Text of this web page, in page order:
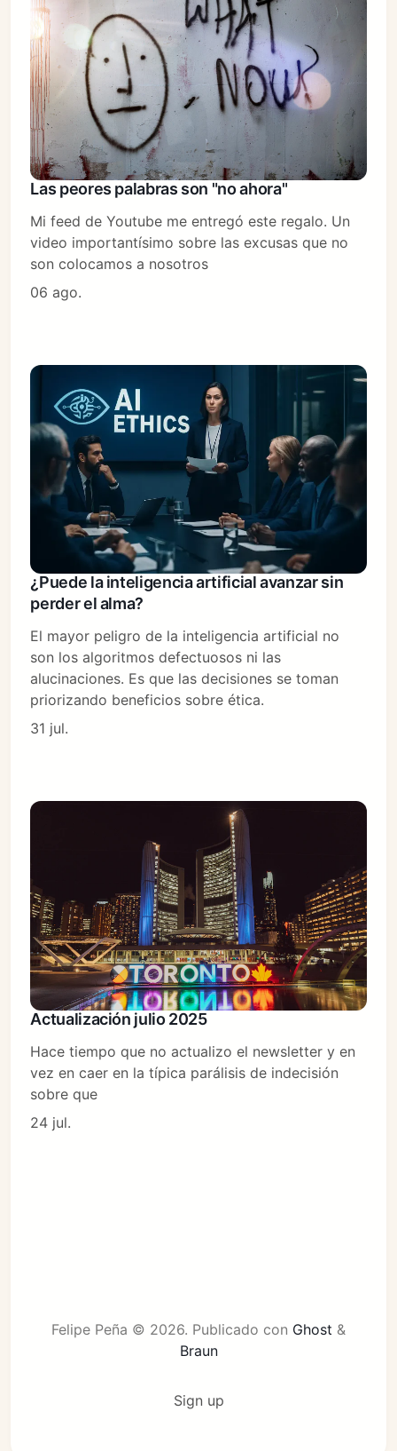
Las peores palabras son "no ahora"
Mi feed de Youtube me entregó este regalo. Un
video importantísimo sobre las excusas que no
son colocamos a nosotros
06 ago.
¿Puede la inteligencia artificial avanzar sin
perder el alma?
El mayor peligro de la inteligencia artificial no
son los algoritmos defectuosos ni las
alucinaciones. Es que las decisiones se toman
priorizando beneficios sobre ética.
31 jul.
Actualización julio 2025
Hace tiempo que no actualizo el newsletter y en
vez en caer en la típica parálisis de indecisión
sobre que
24 jul.
Felipe Peña © 2026. Publicado con Ghost &
Braun
Sign up